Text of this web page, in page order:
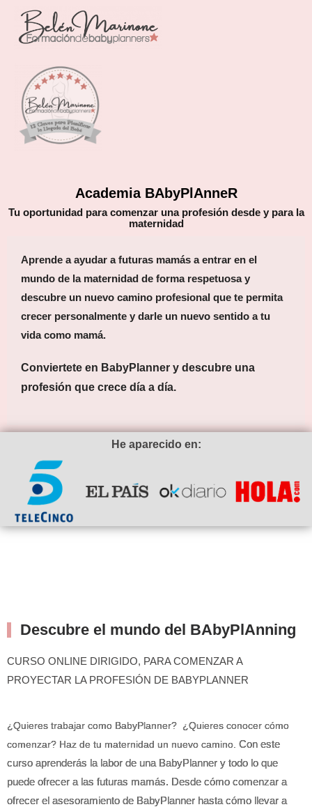
Academia BAbyPlAnneR
Tu oportunidad para comenzar una profesión desde y para la
maternidad
Aprende a ayudar a futuras mamás a entrar en el
mundo de la maternidad de forma respetuosa y
descubre un nuevo camino profesional que te permita
crecer personalmente y darle un nuevo sentido a tu
vida como mamá.
Conviertete en BabyPlanner y descubre una
profesión que crece día a día.
He aparecido en:
Descubre el mundo del BAbyPlAnning
CURSO ONLINE DIRIGIDO, PARA COMENZAR A
PROYECTAR LA PROFESIÓN DE BABYPLANNER
¿Quieres trabajar como BabyPlanner? ¿Quieres conocer cómo
comenzar? Haz de tu maternidad un nuevo camino. Con este
curso aprenderás la labor de una BabyPlanner y todo lo que
puede ofrecer a las futuras mamás. Desde cómo comenzar a
ofrecer el asesoramiento de BabyPlanner hasta cómo llevar a